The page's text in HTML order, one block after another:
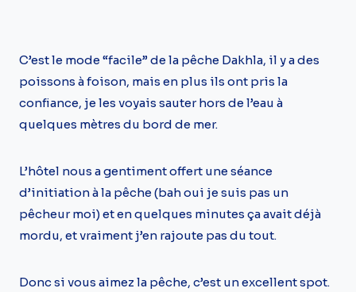
C’est le mode “facile” de la pêche Dakhla, il y a des
poissons à foison, mais en plus ils ont pris la
confiance, je les voyais sauter hors de l’eau à
quelques mètres du bord de mer.
L’hôtel nous a gentiment offert une séance
d’initiation à la pêche (bah oui je suis pas un
pêcheur moi) et en quelques minutes ça avait déjà
mordu, et vraiment j’en rajoute pas du tout.
Donc si vous aimez la pêche, c’est un excellent spot.